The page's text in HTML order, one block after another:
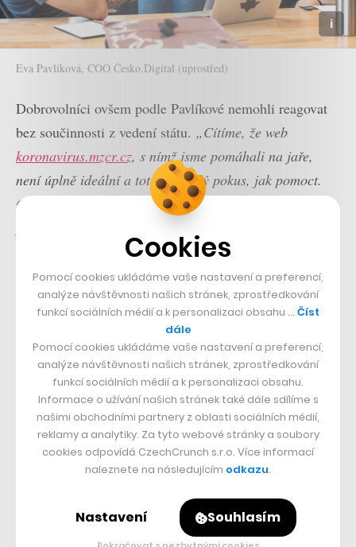
Eva Pavlíková, COO Česko.Digital (uprostřed)
Dobrovolníci ovšem podle Pavlíkové nemohli reagovat
bez součinnosti z vedení státu. „Cítíme, že web
koronavirus.mzcr.cz, s nímž jsme pomáhali na jaře,
není úplně ideální a toto je druhý pokus, jak pomoct.
Covid Portál ale nemohli udělat sami dobrovolníci,
informace nesedí,“upřesňuje provozní ředitelka
Česko.Digital.
Dzurilla potvrdil, že web lze považovat za oficiální
zdroj informací, protože všechny texty validují příslušné
orgány. Ostatně zmiňuje, že dosud byla jedním z
problémů skutečnost, že si informace držela na svých
webech jednotlivá ministerstva. Další správa i obsahové
aktualizace Covid Portálu tak bude na bedrech Dzurilly
a ministerstev, od kterých bude NAKIT vyžadovat
Přečtěte si také
Cookies
Pomocí cookies ukládáme vaše nastavení a preferencí,
analýze návštěvnosti našich stránek, zprostředkování
funkcí sociálních médií a k personalizaci obsahu … Číst
dále
Pomocí cookies ukládáme vaše nastavení a preferencí,
analýze návštěvnosti našich stránek, zprostředkování
funkcí sociálních médií a k personalizaci obsahu.
Informace o užívání našich stránek také dále sdílíme s
našimi obchodními partnery z oblasti sociálních médií,
reklamy a analytiky. Za tyto webové stránky a soubory
cookies odpovídá CzechCrunch s.r.o. Více informací
naleznete na následujícím odkazu.
Nastavení Souhlasím